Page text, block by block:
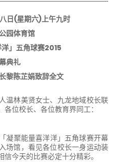
日(星期六)上午九时
园体育馆
洋」五角球赛2015
典礼
黎陈芷娟致辞全文
温林美贤女士、九龙地域校长联
位校长、各位教育界同工：
聚能量喜洋洋」五角球赛开幕
场馆，看见各位校长一身运动装
今天的比赛必定十分精彩。